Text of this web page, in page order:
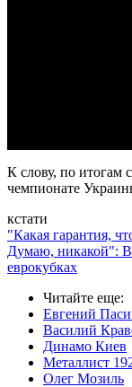
К слову, по итогам
чемпионате
кстати
"Какая гарантия,
Думаю, никакой":
еврокубках
Читайте еще:
Евгений
Василий
Динамо Киев
Металлист
Олег Мозиль